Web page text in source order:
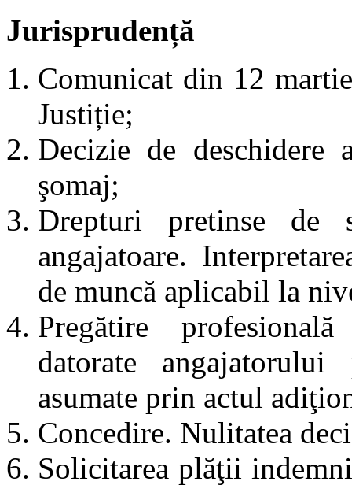
Jurisprudență
Comunicat din 12
Justiție;
Decizie de deschidere
şomaj;
Drepturi pretinse de
angajatoare.
de muncă aplicabil la
Pregătire
datorate angajatorului
asumate prin actul
Concedire. Nulitatea
Solicitarea plăţii